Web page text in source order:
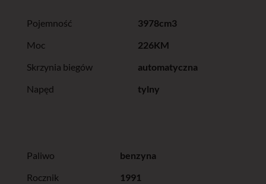
Pojemność
3978cm3
Moc
226KM
Skrzynia biegów
automatyczna
Napęd
tylny
Paliwo
benzyna
Rocznik
1991